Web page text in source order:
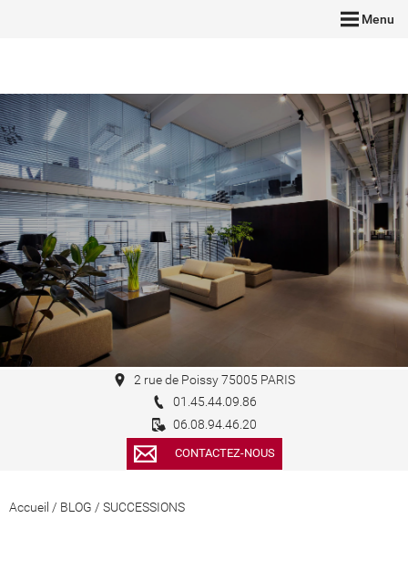
Menu
2 rue de Poissy 75005 PARIS
01.45.44.09.86
06.08.94.46.20
CONTACTEZ-NOUS
Accueil / BLOG / SUCCESSIONS